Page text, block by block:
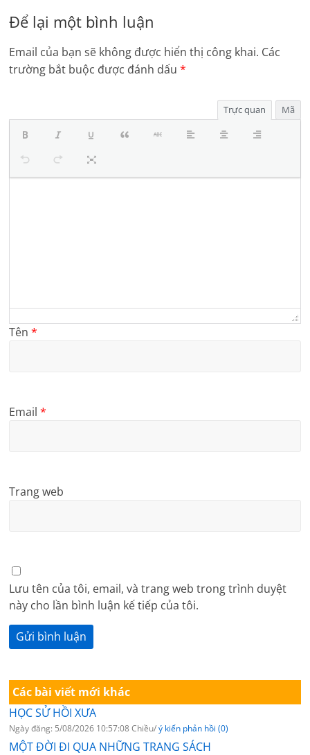
Để lại một bình luận
Email của bạn sẽ không được hiển thị công khai. Các
trường bắt buộc được đánh dấu*
Trực quan Mã
Tên*
Email*
Trang web
Lưu tên của tôi, email, và trang web trong trình duyệt
này cho lần bình luận kế tiếp của tôi.
Các bài viết mới khác
HỌC SỬ HỒI XƯA
Ngày đăng: 5/08/2026 10:57:08 Chiều/ý kiến phản hồi (0)
MỘT ĐỜI ĐI QUA NHỮNG TRANG SÁCH